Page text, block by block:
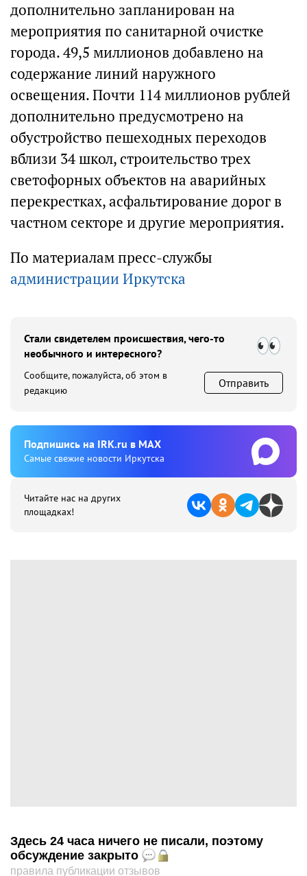
дополнительно запланирован на
мероприятия по санитарной очистке
города. 49,5 миллионов добавлено на
содержание линий наружного
освещения. Почти 114 миллионов рублей
дополнительно предусмотрено на
обустройство пешеходных переходов
вблизи 34 школ, строительство трех
светофорных объектов на аварийных
перекрестках, асфальтирование дорог в
частном секторе и другие мероприятия.
По материалам пресс-службы
администрации Иркутска
Стали свидетелем происшествия, чего-то
необычного и интересного?
Сообщите, пожалуйста, об этом в
редакцию
Отправить
Подпишиcь на IRK.ru в MAX
Cамые свежие новости Иркутска
Читайте нас на других
площадках!
Здесь 24 часа ничего не писали, поэтому
обсуждение закрыто
правила публикации отзывов